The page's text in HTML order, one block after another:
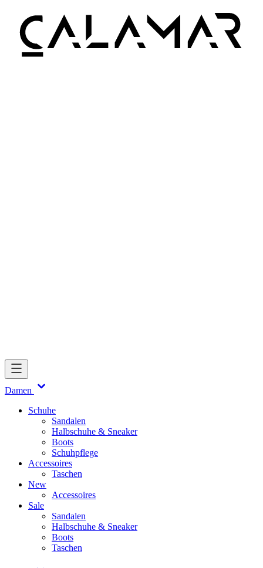
Damen
Schuhe
Sandalen
Halbschuhe & Sneaker
Boots
Schuhpflege
Accessoires
Taschen
New
Accessoires
Sale
Sandalen
Halbschuhe & Sneaker
Boots
Taschen